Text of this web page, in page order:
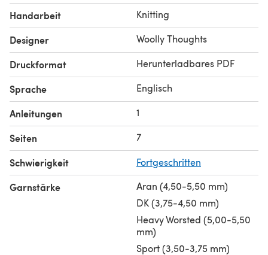
includes several variations of the design, using 2, 4 or 8
colours and different types of swirls and zig-zags.
Designed by
Pat Ashforth and Steve
Plummer
Handarbeit Knitting
Designer Woolly Thoughts
Druckformat Herunterladbares PDF
Sprache Englisch
Anleitungen 1
Seiten 7
Schwierigkeit Fortgeschritten
Garnstärke
Aran (4,50-5,50 mm)
DK (3,75-4,50 mm)
Heavy Worsted (5,00-5,50
mm)
Sport (3,50-3,75 mm)